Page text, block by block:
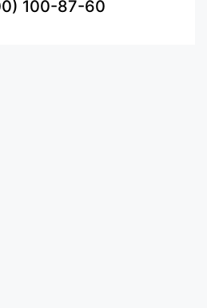
100-87-60